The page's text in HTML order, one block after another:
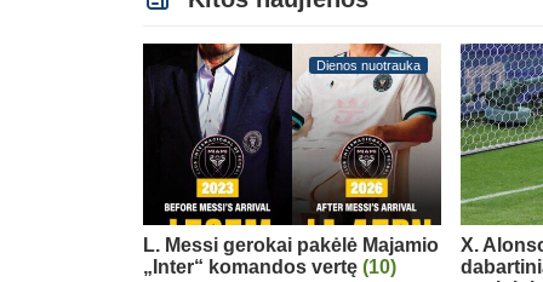
Dienos nuotrauka
L. Messi gerokai pakėlė Majamio
„Inter“ komandos vertę (10)
X.